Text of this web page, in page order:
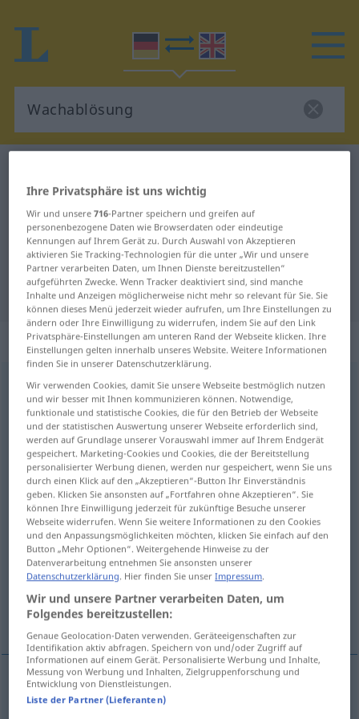
Deutsch-Englisch Übersetzung für
"Wachablösung"
"Wachablösung" Englisch
Übersetzung
„Wachablösung“: Femininum
Wachablösungf
Übersicht aller Übersetzungen
(Für mehr Details die Übersetzung anklicken/antippen)
relief relief
changing of the guards
changeover of governments, change in
leadership
incoming leadership
relief Wachablösung MIL
Ihre Privatsphäre ist uns wichtig
Wir und unsere716-Partner speichern und greifen auf
personenbezogene Daten wie Browserdaten oder eindeutige
Kennungen auf Ihrem Gerät zu. Durch Auswahl von Akzeptieren
aktivieren Sie Tracking-Technologien für die unter „Wir und unsere
Partner verarbeiten Daten, um Ihnen Dienste bereitzustellen“
aufgeführten Zwecke. Wenn Tracker deaktiviert sind, sind manche
Inhalte und Anzeigen möglicherweise nicht mehr so relevant für Sie. Sie
können dieses Menü jederzeit wieder aufrufen, um Ihre Einstellungen zu
ändern oder Ihre Einwilligung zu widerrufen, indem Sie auf den Link
Privatsphäre-Einstellungen am unteren Rand der Webseite klicken. Ihre
Einstellungen gelten innerhalb unseres Website. Weitere Informationen
finden Sie in unserer Datenschutzerklärung.
Wir verwenden Cookies, damit Sie unsere Webseite bestmöglich nutzen
und wir besser mit Ihnen kommunizieren können. Notwendige,
funktionale und statistische Cookies, die für den Betrieb der Webseite
und der statistischen Auswertung unserer Webseite erforderlich sind,
werden auf Grundlage unserer Vorauswahl immer auf Ihrem Endgerät
gespeichert. Marketing-Cookies und Cookies, die der Bereitstellung
personalisierter Werbung dienen, werden nur gespeichert, wenn Sie uns
durch einen Klick auf den „Akzeptieren“-Button Ihr Einverständnis
geben. Klicken Sie ansonsten auf „Fortfahren ohne Akzeptieren“. Sie
können Ihre Einwilligung jederzeit für zukünftige Besuche unserer
Webseite widerrufen. Wenn Sie weitere Informationen zu den Cookies
und den Anpassungsmöglichkeiten möchten, klicken Sie einfach auf den
Button „Mehr Optionen“. Weitergehende Hinweise zu der
Datenverarbeitung entnehmen Sie ansonsten unserer
Datenschutzerklärung. Hier finden Sie unserImpressum.
Wir und unsere Partner verarbeiten Daten, um
Folgendes bereitzustellen:
Genaue Geolocation-Daten verwenden. Geräteeigenschaften zur
Identifikation aktiv abfragen. Speichern von und/oder Zugriff auf
Informationen auf einem Gerät. Personalisierte Werbung und Inhalte,
Messung von Werbung und Inhalten, Zielgruppenforschung und
Entwicklung von Dienstleistungen.
Liste der Partner (Lieferanten)